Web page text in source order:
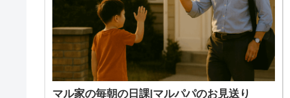
マル家の毎朝の日課|マルパパのお見送り